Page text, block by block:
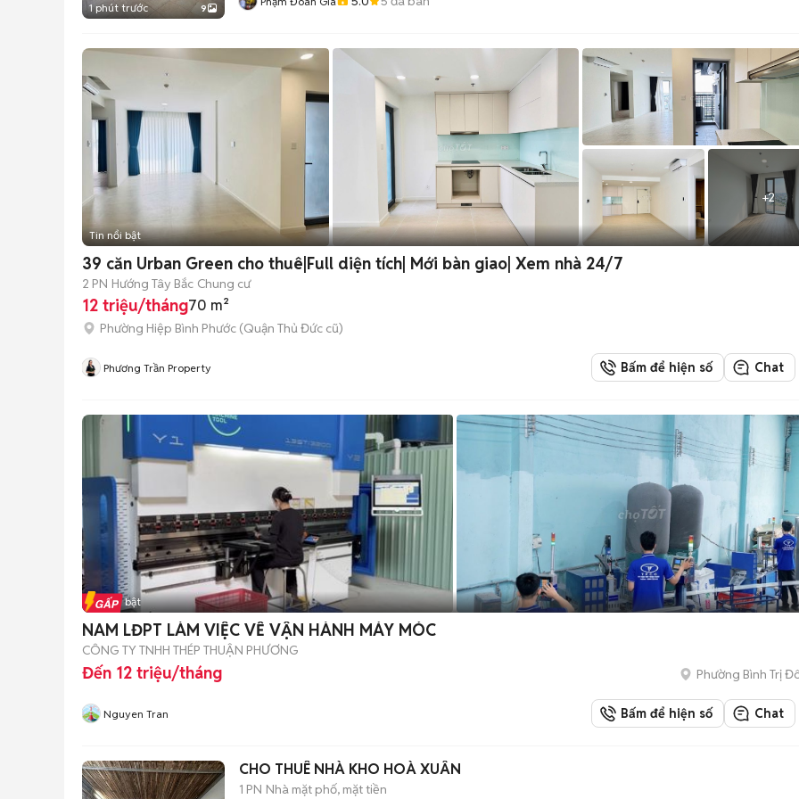
1 phút trước 9
+2
Tin nổi bật
39 căn Urban Green cho thuê|Full diện tích| Mới bàn giao| Xem nhà 24/7
2 PN Hướng Tây Bắc Chung cư
12 triệu/tháng70 m²
Phường Hiệp Bình Phước (Quận Thủ Đức cũ)
Phương Trần Property Bấm để hiện số Chat
Tin nổi bật
NAM LĐPT LÀM VIỆC VỀ VẬN HÀNH MÁY MÓC
CÔNG TY TNHH THÉP THUẬN PHƯƠNG
Đến 12 triệu/tháng Phường Bình Trị
Nguyen Tran Bấm để hiện số Chat
CHO THUÊ NHÀ KHO HOÀ XUÂN
1 PN Nhà mặt phố, mặt tiền